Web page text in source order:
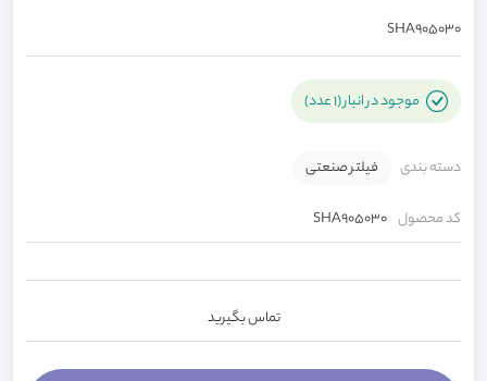
SHA905030
موجود در انبار (1 عدد)
دسته بندی فیلتر صنعتی
کد محصول SHA905030
تماس بگیرید